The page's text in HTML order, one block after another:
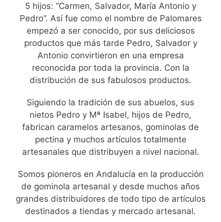
5 hijos: “Carmen, Salvador, María Antonio y
Pedro”. Así fue como el nombre de Palomares
empezó a ser conocido, por sus deliciosos
productos que más tarde Pedro, Salvador y
Antonio convirtieron en una empresa
reconocida por toda la provincia. Con la
distribución de sus fabulosos productos.
Siguiendo la tradición de sus abuelos, sus
nietos Pedro y Mª Isabel, hijos de Pedro,
fabrican caramelos artesanos, gominolas de
pectina y muchos artículos totalmente
artesanales que distribuyen a nivel nacional.
Somos pioneros en Andalucía en la producción
de gominola artesanal y desde muchos años
grandes distribuidores de todo tipo de artículos
destinados a tiendas y mercado artesanal.